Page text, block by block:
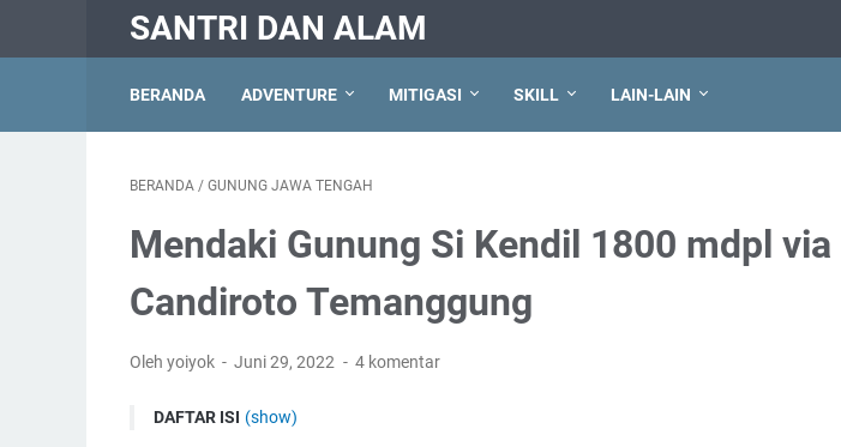
SANTRI DAN ALAM
BERANDA ADVENTURE MITIGASI SKILL LAIN-LAIN
BERANDA / GUNUNG JAWA TENGAH
Mendaki Gunung Si Kendil 1800 mdpl via
Candiroto Temanggung
Oleh yoiyok Juni 29, 2022 4 komentar
DAFTAR ISI (show)